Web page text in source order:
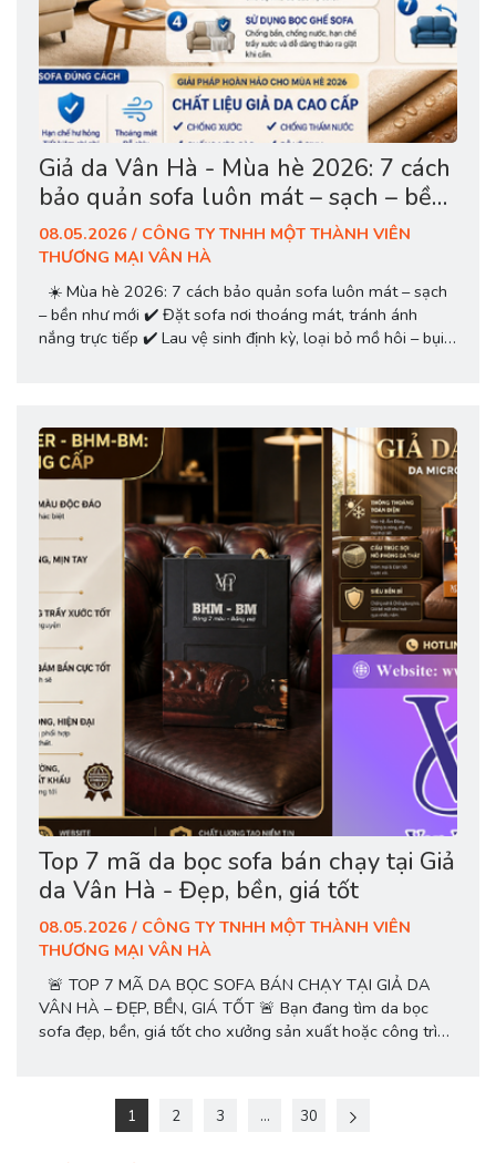
Giả da Vân Hà - Mùa hè 2026: 7 cách
bảo quản sofa luôn mát – sạch – bền
như mới
08.05.2026 / CÔNG TY TNHH MỘT THÀNH VIÊN
THƯƠNG MẠI VÂN HÀ
☀️ Mùa hè 2026: 7 cách bảo quản sofa luôn mát – sạch
– bền như mới ✔️ Đặt sofa nơi thoáng mát, tránh ánh
nắng trực tiếp ✔️ Lau vệ sinh định kỳ, loại bỏ mồ hôi – bụi
Top 7 mã da bọc sofa bán chạy tại Giả
da Vân Hà - Đẹp, bền, giá tốt
08.05.2026 / CÔNG TY TNHH MỘT THÀNH VIÊN
THƯƠNG MẠI VÂN HÀ
🚨 TOP 7 MÃ DA BỌC SOFA BÁN CHẠY TẠI GIẢ DA
VÂN HÀ – ĐẸP, BỀN, GIÁ TỐT 🚨 Bạn đang tìm da bọc
sofa đẹp, bền, giá tốt cho xưởng sản xuất hoặc công trình
1 2 3 ... 30